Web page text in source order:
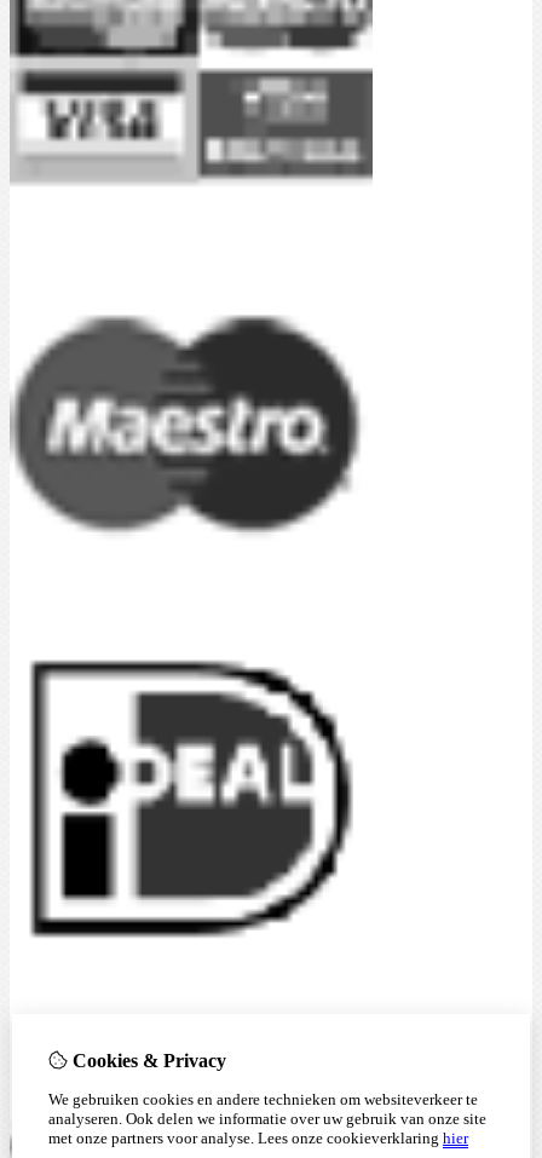
Cookies & Privacy
We gebruiken cookies en andere technieken om websiteverkeer te
analyseren. Ook delen we informatie over uw gebruik van onze site
met onze partners voor analyse. Lees onze cookieverklaring hier